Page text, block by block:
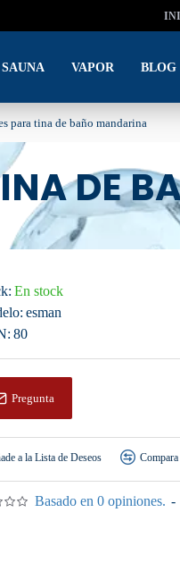
SAUNA VAPOR BLOG
para tina de baño mandarina
DE
En stock
esman
80
Basado en 0 opiniones. -
Pregunta
a la Lista de Deseos